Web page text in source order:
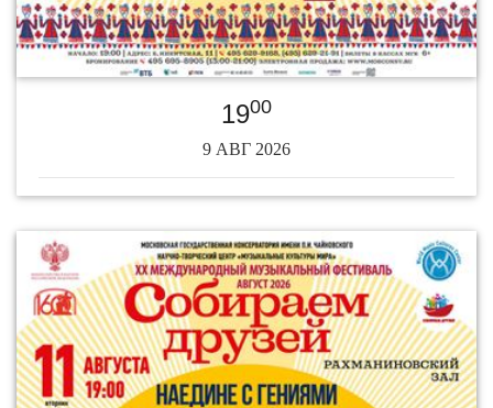
1900
9 АВГ 2026